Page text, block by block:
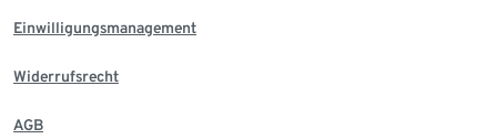
Einwilligungsmanagement
Widerrufsrecht
AGB